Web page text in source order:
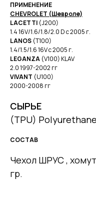
ПРИМЕНЕНИЕ
CHEVROLET (Шевроле)
LACETTI (J200)
1.4 16V/1.6/1.8/2.0 D с 2005 г.
LANOS (T100)
1.4/1.5/1.6 16V с 2005 г.
LEGANZA (V100) KLAV
2.0 1997-2002 гг
VIVANT (U100)
2000-2008 гг
СЫРЬЕ
(TPU) Polyurethane
СОСТАВ
Чехол ШРУС ,
гр.